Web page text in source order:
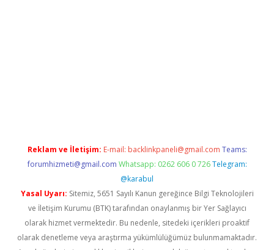
Reklam ve İletişim: E-mail: backlinkpaneli@gmail.com Teams:
forumhizmeti@gmail.com Whatsapp: 0262 606 0 726 Telegram:
@karabul
Yasal Uyarı: Sitemiz, 5651 Sayılı Kanun gereğince Bilgi Teknolojileri
ve İletişim Kurumu (BTK) tarafından onaylanmış bir Yer Sağlayıcı
olarak hizmet vermektedir. Bu nedenle, sitedeki içerikleri proaktif
olarak denetleme veya araştırma yükümlülüğümüz bulunmamaktadır.